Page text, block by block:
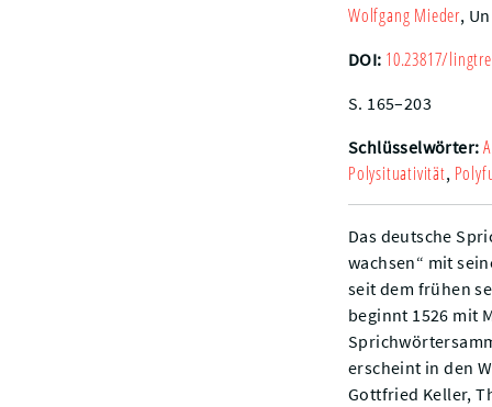
Wolfgang Mieder,
DOI: 10.23817/
S. 165–203
Schlüsselwörter:
Polysituativität,
Das deutsche
wachsen“ mit
seit dem frühen
beginnt 1526 mit
erscheint in den
Gottfried Keller,